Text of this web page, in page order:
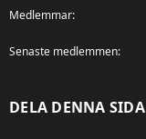
Medlemmar
Senaste medlemmen
DELA DENNA SIDA